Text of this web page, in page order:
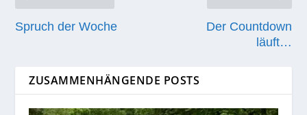
Spruch der Woche
Der Countdown
läuft…
ZUSAMMENHÄNGENDE POSTS